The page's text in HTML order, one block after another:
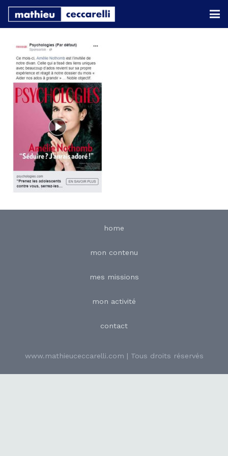
home
mon contenu
mes missions
mon activité
contact
www.mathieuceccarelli.com | Tous droits réservés